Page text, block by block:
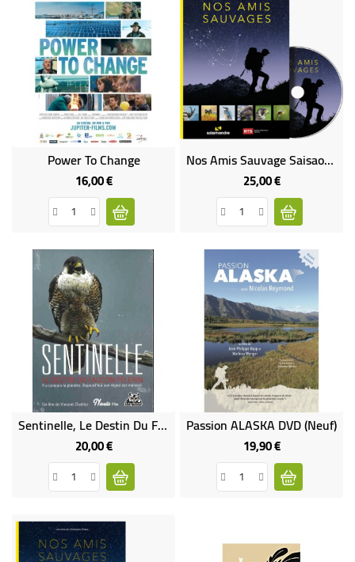
Power To Change
16,00 €Prix
Nos Amis Sauvage Saisaon 1 (neuf)
25,00 €Prix
Sentinelle, Le Destin Du Faucon Pèlerin - DVD
20,00 €Prix
Passion ALASKA DVD (neuf)
19,90 €Prix